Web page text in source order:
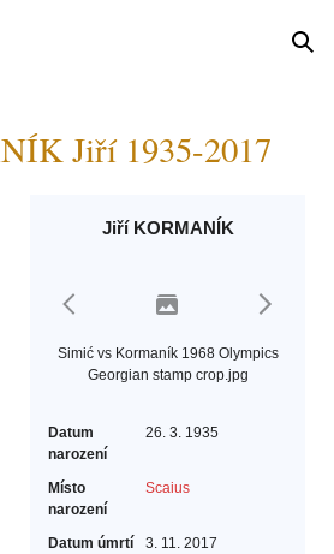
Jiří 1935-2017
Jiří KORMANÍK
Simić vs Kormaník 1968 Olympics
Georgian stamp crop.jpg
Datum
narození
26. 3. 1935
Místo
narození
Scaius
Datum úmrtí
3. 11. 2017